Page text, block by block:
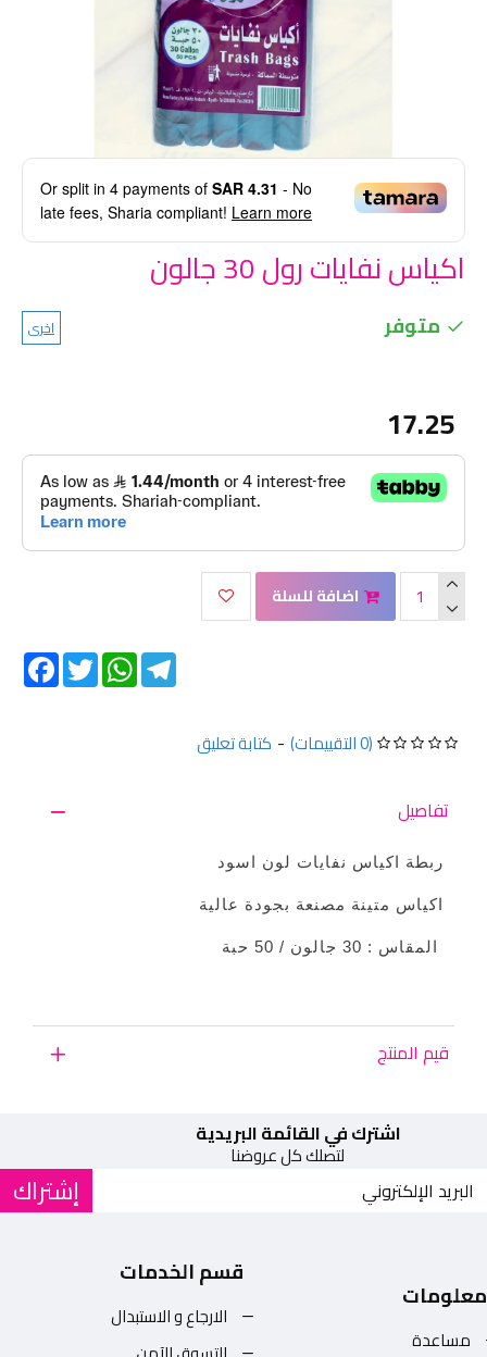
Or split in 4 payments of SAR 4.31 - No
late fees, Sharia compliant! Learn more
اكياس نفايات رول 30 جالون
متوفر اخرى
(0 التقييمات) - كتابة تعليق
17.25
اضافة للسلة
Twitter
WhatsAppTelegram
تفاصيل
ربطة اكياس نفايات لون اسود
اكياس متينة مصنعة بجودة عالية
المقاس : 30 جالون / 50 حبة
قيم المنتج
اشترك في القائمة البريدية
لتصلك كل عروضنا
إشتراك
معلومات
مساعدة
قسم الخدمات
الارجاع و الاستبدال